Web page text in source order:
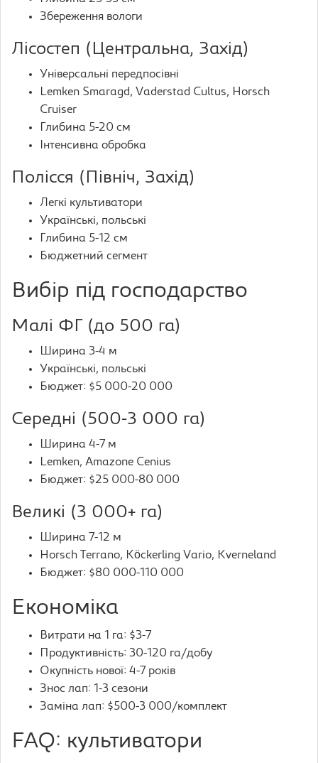
Збереження вологи
Лісостеп (Центральна, Захід)
Універсальні передпосівні
Lemken Smaragd, Vaderstad Cultus, Horsch
Cruiser
Глибина 5-20 см
Інтенсивна обробка
Полісся (Північ, Захід)
Легкі культиватори
Українські, польські
Глибина 5-12 см
Бюджетний сегмент
Вибір під господарство
Малі ФГ (до 500 га)
Ширина 3-4 м
Українські, польські
Бюджет: $5 000-20 000
Середні (500-3 000 га)
Ширина 4-7 м
Lemken, Amazone Cenius
Бюджет: $25 000-80 000
Великі (3 000+ га)
Ширина 7-12 м
Horsch Terrano, Köckerling Vario, Kverneland
Бюджет: $80 000-110 000
Економіка
Витрати на 1 га: $3-7
Продуктивність: 30-120 га/добу
Окупність нової: 4-7 років
Знос лап: 1-3 сезони
Заміна лап: $500-3 000/комплект
FAQ: культиватори